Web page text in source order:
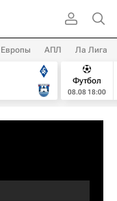
АПЛ Ла Лига
Футбол
08.08 18:00